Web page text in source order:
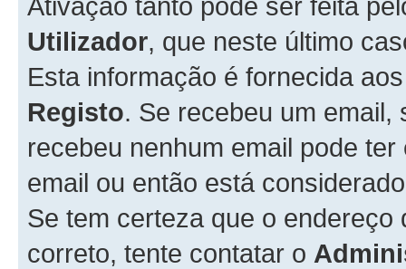
Utilizador, que neste último
Esta informação é fornecida
Registo. Se recebeu um
recebeu nenhum email pode
email ou então está
Se tem certeza que o
correto, tente contatar o